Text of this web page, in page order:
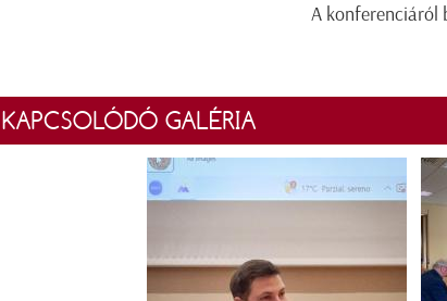
A konferenciáról
KAPCSOLÓDÓ GALÉRIA